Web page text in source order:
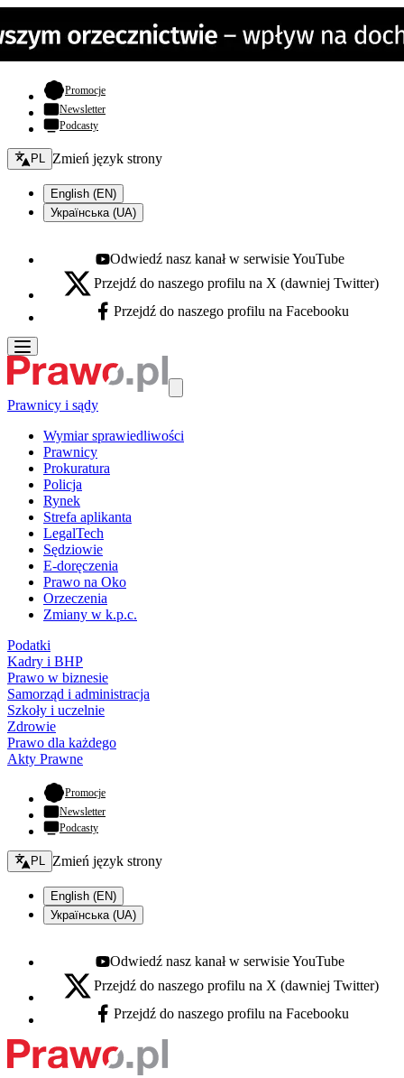
Promocje- otwiera się w nowej karcie
Newsletter
Podcasty
Zmień język - bieżący:
PL Zmień język strony
English (EN)
Українська (UA)
Youtube - otwiera się w nowej karcie
Odwiedź nasz kanał w serwisie YouTube
X - otwiera się w nowej karcie
Przejdź do naszego profilu na X (dawniej Twitter)
Facebook - otwiera się w nowej karcie
Przejdź do naszego profilu na Facebooku
Prawnicy i sądy
Wymiar sprawiedliwości
Prawnicy
Prokuratura
Policja
Rynek
Strefa aplikanta
LegalTech
Sędziowie
E-doręczenia
Prawo na Oko
Orzeczenia
Zmiany w k.p.c.
Podatki
Kadry i BHP
Prawo w biznesie
Samorząd i administracja
Szkoły i uczelnie
Zdrowie
Prawo dla każdego
Akty Prawne
Promocje- otwiera się w nowej karcie
Newsletter
Podcasty
Zmień język - bieżący:
PL Zmień język strony
English (EN)
Українська (UA)
Youtube - otwiera się w nowej karcie
Odwiedź nasz kanał w serwisie YouTube
X - otwiera się w nowej karcie
Przejdź do naszego profilu na X (dawniej Twitter)
Facebook - otwiera się w nowej karcie
Przejdź do naszego profilu na Facebooku